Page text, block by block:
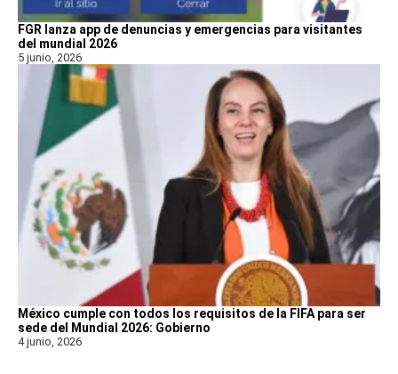
FGR lanza app de denuncias y emergencias para visitantes
del mundial 2026
5 junio, 2026
México cumple con todos los requisitos de la FIFA para ser
sede del Mundial 2026: Gobierno
4 junio, 2026